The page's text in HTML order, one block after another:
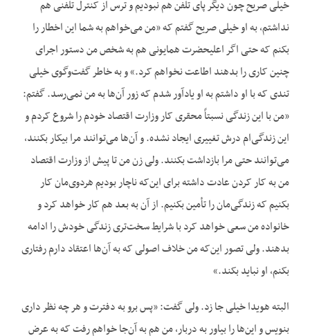
خیلی صریح چون دیگر پای تلفن هم نبودیم و ترس از کنترل تلفنی هم
نداشتم، به او خیلی صریح گفتم که «من می‌خواهم به شما این اخطار را
بکنم که حتی اگر اعلیحضرت همایونی هم به شخص من دستور اجرای
چنین کاری را بدهند اطاعت نخواهم کرد.» و به خاطر گفت‌وگوی خیلی
تندی که با او داشتم به او یادآور شدم که زور آن‌ها به من نمی‌رسد. گفتم:
«من با این زندگی نسبتاً محقری کار وزارت اقتصاد خودم را شروع کردم و
این زندگی‌ام درش تغییری ایجاد نشده. و آن‌ها می‌توانند مرا بیکار بکنند،
می‌توانند حتی مرا بازداشت بکنند. ولی زن من تا پیش از وزارت اقتصاد
من به کار کردن عادت داشته برای این‌که ناچار بودیم هردوی‌مان کار
بکنیم که زندگی‌مان را تأمین بکنیم. از آن به بعد هم کار خواهد کرد و
خانواده من سعی خواهد کرد با شرایط سخت‌تری زندگی خودش را ادامه
بدهند. ولی تصور این‌که من خلاف اصولی که به آن‌ها اعتقاد دارم رفتاری
بکنم، او نباید بکند.»
البته هویدا خیلی جا زد. ولی گفت: «پس برو به دفترت و هر چه نظر داری
بنویس و این‌ها را بیاور به دربار، من هم به آن‌جا خواهم رفت که به عرض